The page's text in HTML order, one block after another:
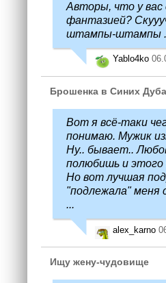
Авторы, что у вас
фантазией?
штампы-штампы
Yablo4ko
Брошенка в Синих
Вот я всё-таки
понимаю. Мужик
Ну.. бывает..
полюбишь и этого
Но вот лучшая
"подлежала" меня
...
alex_karno
Ищу жену-чудовище